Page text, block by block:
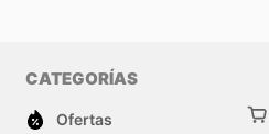
CATEGORÍAS
Ofertas